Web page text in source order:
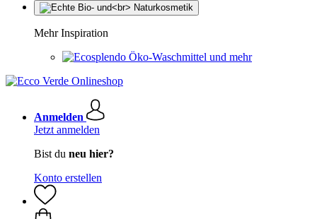
Mehr Inspiration
Öko-Waschmittel und mehr
Anmelden
Jetzt anmelden
Bist du neu hier?
Konto erstellen